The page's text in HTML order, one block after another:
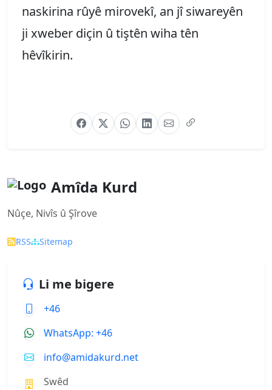
naskirina rûyê mirovekî, an jî siwareyên
ji xweber diçin û tiştên wiha tên
hêvîkirin.
Amîda Kurd
Nûçe, Nivîs û Şîrove
RSS Sitemap
Li me bigere
+46
WhatsApp: +46
info@amidakurd.net
Swêd